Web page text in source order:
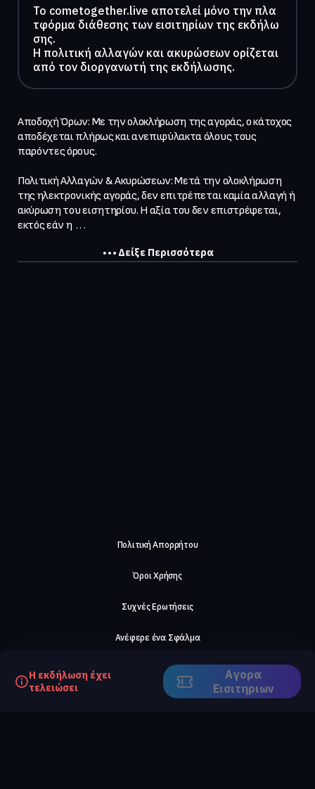
To cometogether.live αποτελεί μόνο την πλα
τφόρμα διάθεσης των εισιτηρίων της εκδήλω
σης.
Η πολιτική αλλαγών και ακυρώσεων ορίζεται
από τον διοργανωτή της εκδήλωσης.
Αποδοχή Όρων: Με την ολοκλήρωση της αγοράς, ο κάτοχος
αποδέχεται πλήρως και ανεπιφύλακτα όλους τους
παρόντες όρους.
Πολιτική Αλλαγών & Ακυρώσεων: Μετά την ολοκλήρωση
της ηλεκτρονικής αγοράς, δεν επιτρέπεται καμία αλλαγή ή
ακύρωση του εισητηρίου. Η αξία του δεν επιστρέφεται,
εκτός εάν η  . . .
Δείξε Περισσότερα
Η εκδήλωση έχει
τελειώσει
Αγορα
Eισιτηριων
Πολιτική Απορρήτου
Όροι Χρήσης
Συχνές Ερωτήσεις
Ανέφερε ένα Σφάλμα
Σχετικά με μας
Careers